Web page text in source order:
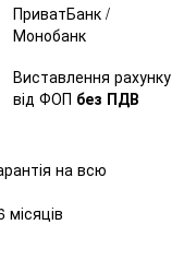
ПриватБанк /
Монобанк
Виставлення рахунку
від ФОП без ПДВ
на всю
місяців